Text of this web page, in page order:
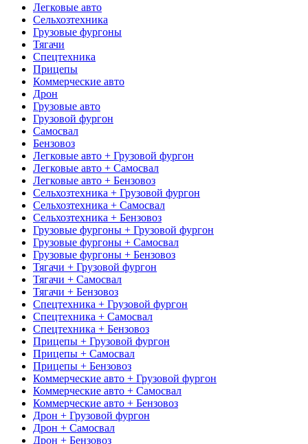
Легковые авто
Сельхозтехника
Грузовые фургоны
Тягачи
Спецтехника
Прицепы
Коммерческие авто
Дрон
Грузовые авто
Грузовой фургон
Самосвал
Бензовоз
Легковые авто + Грузовой фургон
Легковые авто + Самосвал
Легковые авто + Бензовоз
Сельхозтехника + Грузовой фургон
Сельхозтехника + Самосвал
Сельхозтехника + Бензовоз
Грузовые фургоны + Грузовой фургон
Грузовые фургоны + Самосвал
Грузовые фургоны + Бензовоз
Тягачи + Грузовой фургон
Тягачи + Самосвал
Тягачи + Бензовоз
Спецтехника + Грузовой фургон
Спецтехника + Самосвал
Спецтехника + Бензовоз
Прицепы + Грузовой фургон
Прицепы + Самосвал
Прицепы + Бензовоз
Коммерческие авто + Грузовой фургон
Коммерческие авто + Самосвал
Коммерческие авто + Бензовоз
Дрон + Грузовой фургон
Дрон + Самосвал
Дрон + Бензовоз